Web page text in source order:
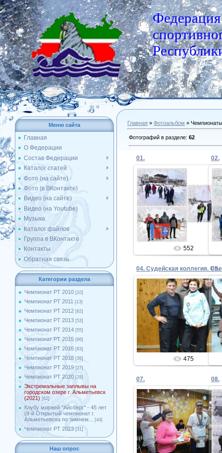
Федерация
Меню сайта
Главная
О Федерации
Состав Федерации
Каталог статей
Фото (на сайте)
Фото (в ВКонтакте)
Видео (на сайте)
Видео (на Youtube)
Музыка
Каталог файлов
Группа в ВКонтакте
Контакты
Обратная связь
Категории раздела
Чемпионат РТ 2010 [10]
Чемпионат РТ 2011 [13]
Чемпионат РТ 2012 [62]
Чемпионат РТ 2013 [53]
Чемпионат РТ 2014 [55]
Чемпионат РТ 2015 [66]
Чемпионат РТ 2016 [83]
Чемпионат РТ 2018 [39]
Чемпионат РТ 2019 [27]
Чемпионат РТ 2020 [28]
Экстремальные заплывы на
городском озере г. Альметьевск
(2021) [62]
Клубу моржей ''Айсберг'' - 45 лет
(II-й Открытый чемпионат г.
Альметьевска по зимнем...
[44]
Чемпионат РТ 2023 [31]
Наш опрос
Главная » Фотоальбом » Чемпионаты
Фотографий в разделе: 62
01.
29.01.2021
Admin
552
02.
29.01.2021
Admin
475
05.
07.
29.01.2021
Admin
08.